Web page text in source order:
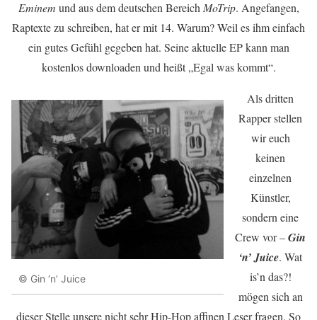
Eminem und aus dem deutschen Bereich MoTrip. Angefangen,
Raptexte zu schreiben, hat er mit 14. Warum? Weil es ihm einfach
ein gutes Gefühl gegeben hat. Seine aktuelle EP kann man
kostenlos downloaden und heißt „Egal was kommt“.
© Gin ‘n’ Juice
Als dritten
Rapper stellen
wir euch
keinen
einzelnen
Künstler,
sondern eine
Crew vor –Gin
‘n’ Juice. Wat
is’n das?!
mögen sich an
dieser Stelle unsere nicht sehr Hip-Hop affinen Leser fragen. So